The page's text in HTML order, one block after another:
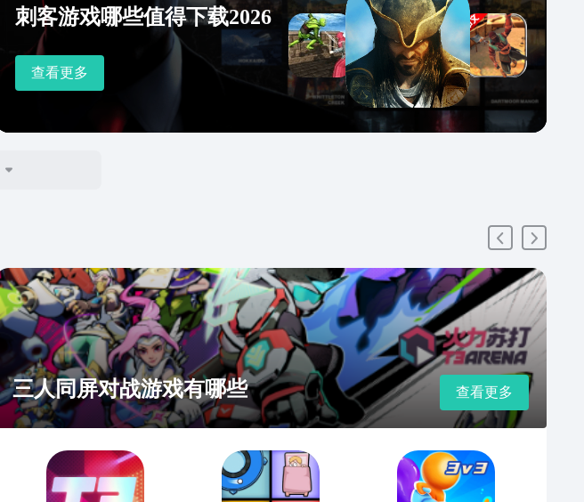
刺客游戏哪些值得下载2026
查看更多
三人同屏对战游戏有哪些 查看更多